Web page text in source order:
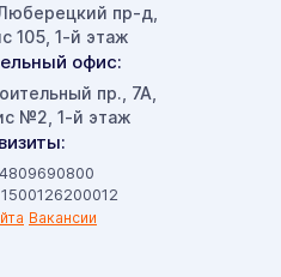
пр-д,
105, 1-й этаж
офис:
пр., 7А,
№2, 1-й этаж
Вакансии